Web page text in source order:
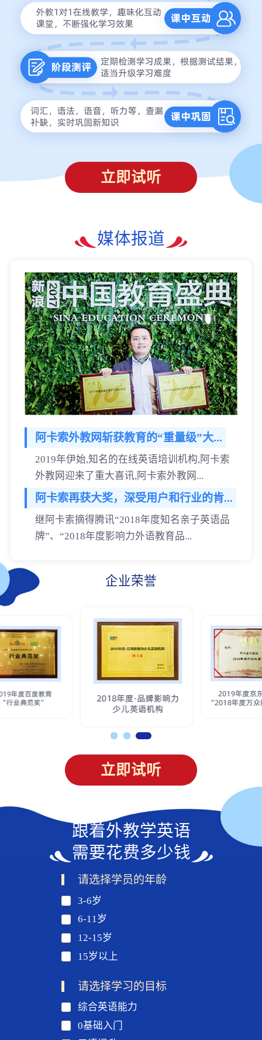
立即试听
媒体报道
阿卡索外教网斩获教育的“重量级”大...
2019年伊始,知名的在线英语培训机构,阿卡索
外教网迎来了重大喜讯,阿卡索外教网...
阿卡索再获大奖，深受用户和行业的肯...
继阿卡索摘得腾讯“2018年度知名亲子英语品
牌”、“2018年度影响力外语教育品...
企业荣誉
立即试听
跟着外教学英语
需要花费多少钱
请选择学员的年龄
3-6岁
6-11岁
12-15岁
15岁以上
请选择学习的目标
综合英语能力
0基础入门